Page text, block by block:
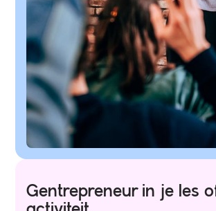
Gentrepreneur in je les